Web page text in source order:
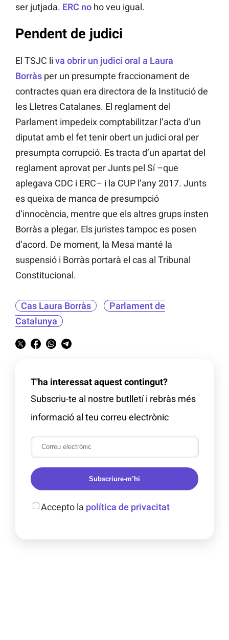
ser jutjada. ERC no ho veu igual.
Pendent de judici
El TSJC li va obrir un judici oral a Laura
Borràs per un presumpte fraccionament de
contractes quan era directora de la Institució de
les Lletres Catalanes. El reglament del
Parlament impedeix comptabilitzar l’acta d’un
diputat amb el fet tenir obert un judici oral per
presumpta corrupció. Es tracta d’un apartat del
reglament aprovat per Junts pel Sí –que
aplegava CDC i ERC– i la CUP l’any 2017. Junts
es queixa de manca de presumpció
d’innocència, mentre que els altres grups insten
Borràs a plegar. Els juristes tampoc es posen
d’acord. De moment, la Mesa manté la
suspensió i Borràs portarà el cas al Tribunal
Constitucional.
Cas Laura Borràs
Parlament de
Catalunya
T'ha interessat aquest contingut?
Subscriu-te al nostre butlletí i rebràs més
informació al teu correu electrònic
Subscriure-m’hi
Accepto la política de privacitat